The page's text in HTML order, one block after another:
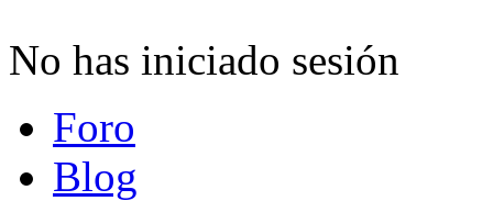
No has iniciado sesión
Foro
Blog